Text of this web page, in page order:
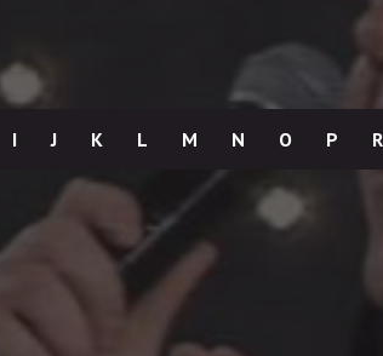
I J K L M N O P R